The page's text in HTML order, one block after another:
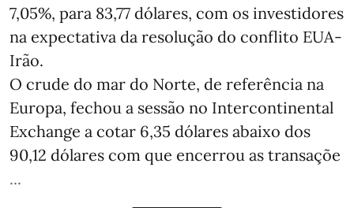
7,05%, para 83,77 dólares, com os investidores
na expectativa da resolução do conflito EUA-
Irão.
O crude do mar do Norte, de referência na
Europa, fechou a sessão no Intercontinental
Exchange a cotar 6,35 dólares abaixo dos
90,12 dólares com que encerrou as transaçõe
...